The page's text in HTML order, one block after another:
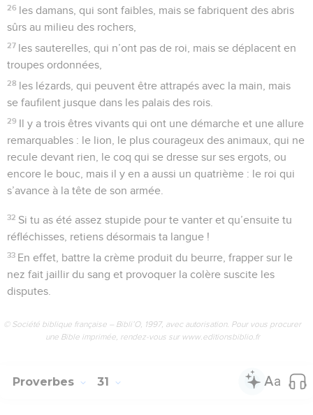
26 les damans, qui sont faibles, mais se fabriquent des abris
sûrs au milieu des rochers,
27 les sauterelles, qui n’ont pas de roi, mais se déplacent en
troupes ordonnées,
28 les lézards, qui peuvent être attrapés avec la main, mais
se faufilent jusque dans les palais des rois.
29 Il y a trois êtres vivants qui ont une démarche et une allure
remarquables : le lion, le plus courageux des animaux, qui ne
recule devant rien, le coq qui se dresse sur ses ergots, ou
encore le bouc, mais il y en a aussi un quatrième : le roi qui
s’avance à la tête de son armée.
32 Si tu as été assez stupide pour te vanter et qu’ensuite tu
réfléchisses, retiens désormais ta langue !
33 En effet, battre la crème produit du beurre, frapper sur le
nez fait jaillir du sang et provoquer la colère suscite les
disputes.
© Société biblique française – Bibli’O, 1997, avec autorisation. Pour vous procurer
une Bible imprimée, rendez-vous sur www.editionsbiblio.fr
Proverbes 31